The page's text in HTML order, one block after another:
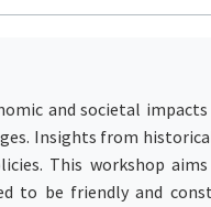
and societal
Insights from
This workshop
to be friendly and